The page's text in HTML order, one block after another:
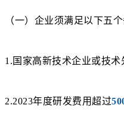
（一）企业须满足以下五个
1.国家高新技术企业或技术
2.2023年度研发费用超过